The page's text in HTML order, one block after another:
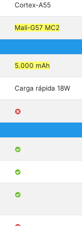
Cortex-A55
Mali-G57 MC2
5.000 mAh
Carga rápida 18W